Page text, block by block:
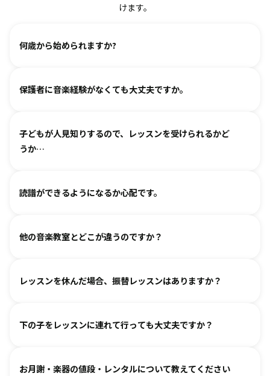
けます。
何歳から始められますか?
ヴァイオリン、ピアノ、フルート、チェロは2、3歳から始め
（楽器のレッスンを始める前の0〜3歳児コースは全国に約15
箇所ございます。）
保護者に音楽経験がなくても大丈夫ですか。
基本は個人レッスンで、一人一人に合わせて指導しておりま
す。楽器に触れるのが初めてのお子様・ご家庭でも基礎から
グループレッスンやイベントなど、楽しくご参加いただける
る、というお声も多くいただいております。
子どもが人見知りするので、レッスンを受けられるかど
うか…
各指導者がお子様の個性に合わせて、安心して音楽を楽しん
ご覧いただき、徐々に慣れていただくのがおすすめです。お
読譜ができるようになるか心配です。
各指導者がお子様の様子を見ながら工夫をして指導していま
どを通して楽しみながら自然に読譜に慣れていきます。
他の音楽教室とどこが違うのですか？
言葉を身につけるのと同じように、まずはたくさん聴いて、
ァルトなどの名曲を弾けるようになります。指導者は 養成課
レッスンを休んだ場合、振替レッスンはありますか？
教室ごとに時間割を組んでおりますので、各教室までご相談
オンラインレッスン対応が可能な教室もございます。
下の子をレッスンに連れて行っても大丈夫ですか？
どうぞお連れください。まずはレッスン見学にお越しいただ
お月謝・楽器の値段・レンタルについて教えてください